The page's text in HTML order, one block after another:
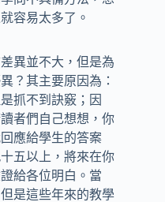
容易太多了。
異並不大，但是為
？其主要原因為：
抓不到訣竅；因
者們自己想想，你
應給學生的答案
五以上，將來在你
給各位明白。當
是這些年來的教學